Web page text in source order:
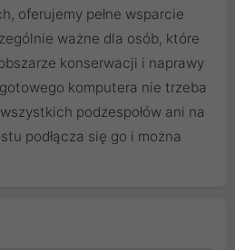
oferujemy pełne wsparcie
ważne dla osób, które
konserwacji i naprawy
komputera nie trzeba
podzespołów ani na
podłącza się go i można